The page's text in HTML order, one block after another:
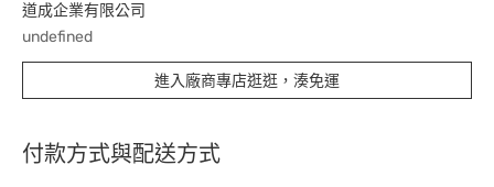
道成企業有限公司
undefined
進入廠商專店逛逛，湊免運
付款方式與配送方式